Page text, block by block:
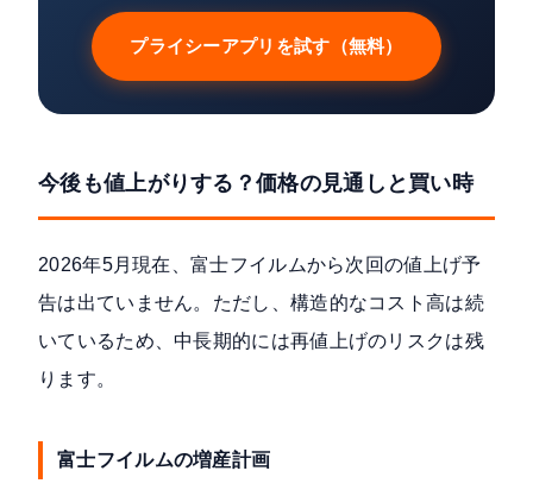
プライシーアプリを試す（無料）
今後も値上がりする？価格の見通しと買い時
2026年5月現在、富士フイルムから次回の値上げ予
告は出ていません。ただし、構造的なコスト高は続
いているため、中長期的には再値上げのリスクは残
ります。
富士フイルムの増産計画